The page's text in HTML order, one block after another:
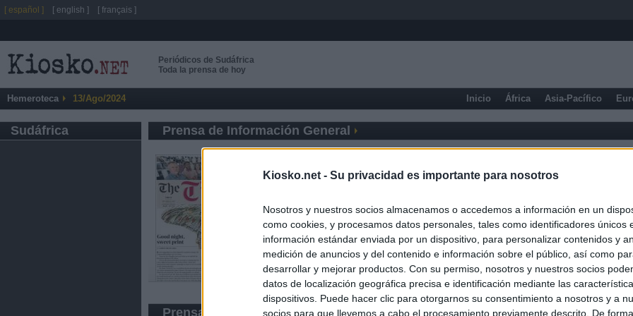
Kiosko.net - Su privacidad es importante para nosotros
Nosotros y nuestros socios almacenamos o accedemos a información en un
como cookies, y procesamos datos personales, tales como identificadores únicos
información estándar enviada por un dispositivo, para personalizar contenidos y
medición de anuncios y del contenido e información sobre el público, así como
desarrollar y mejorar productos. Con su permiso, nosotros y nuestros socios
datos de localización geográfica precisa e identificación mediante las
dispositivos. Puede hacer clic para otorgarnos su consentimiento a nosotros y a
socios para que llevemos a cabo el procesamiento previamente descrito. De
Periódicos de Sudáfrica
Toda la prensa de hoy
Hemeroteca 13/Ago/2024 Inicio África Asia-Pacífico
Sudáfrica Prensa de Información General
Prensa Económica
[ español ] [ english ] [ français ]